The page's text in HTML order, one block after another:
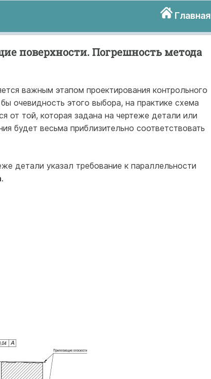
Главная
поверхности. Погрешность метода
важным этапом проектирования контрольного
очевидность этого выбора, на практике схема
от той, которая задана на чертеже детали или
будет весьма приблизительно соответствовать
детали указал требование к параллельности
.